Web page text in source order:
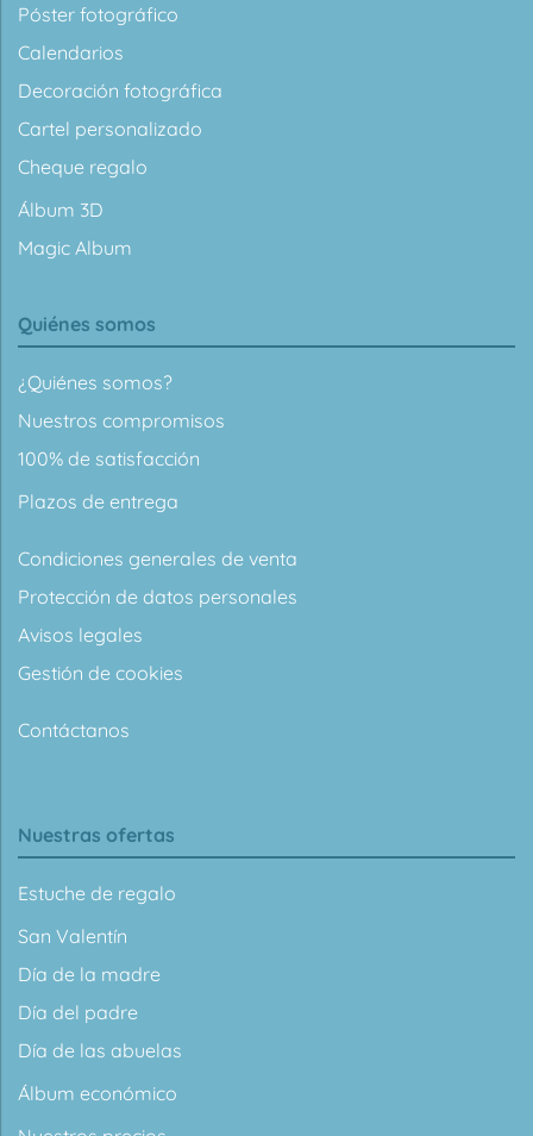
Póster fotográfico
Calendarios
Decoración fotográfica
Cartel personalizado
Cheque regalo
Álbum 3D
Magic Album
Quiénes somos
¿Quiénes somos?
Nuestros compromisos
100% de satisfacción
Plazos de entrega
Condiciones generales de venta
Protección de datos personales
Avisos legales
Gestión de cookies
Contáctanos
Nuestras ofertas
Estuche de regalo
San Valentín
Día de la madre
Día del padre
Día de las abuelas
Álbum económico